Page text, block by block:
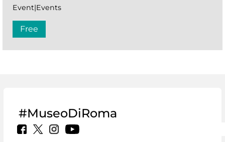
Event|Events
Free
#MuseoDiRoma